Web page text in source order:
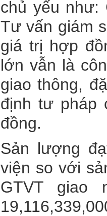
chủ yếu như:
Tư vấn giám
giá trị hợp
lớn vẫn là
giao thông,
định tư pháp
đồng.
Sản lượng
viện so với
GTVT giao
19,116,339